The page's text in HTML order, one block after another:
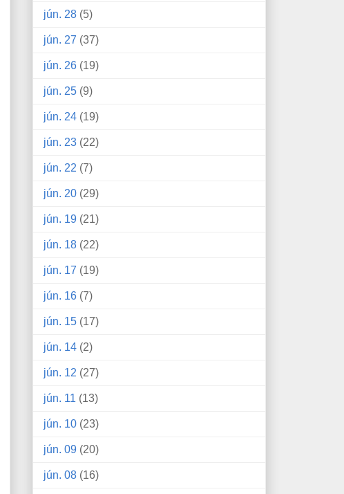
jún. 28 (5)
jún. 27 (37)
jún. 26 (19)
jún. 25 (9)
jún. 24 (19)
jún. 23 (22)
jún. 22 (7)
jún. 20 (29)
jún. 19 (21)
jún. 18 (22)
jún. 17 (19)
jún. 16 (7)
jún. 15 (17)
jún. 14 (2)
jún. 12 (27)
jún. 11 (13)
jún. 10 (23)
jún. 09 (20)
jún. 08 (16)